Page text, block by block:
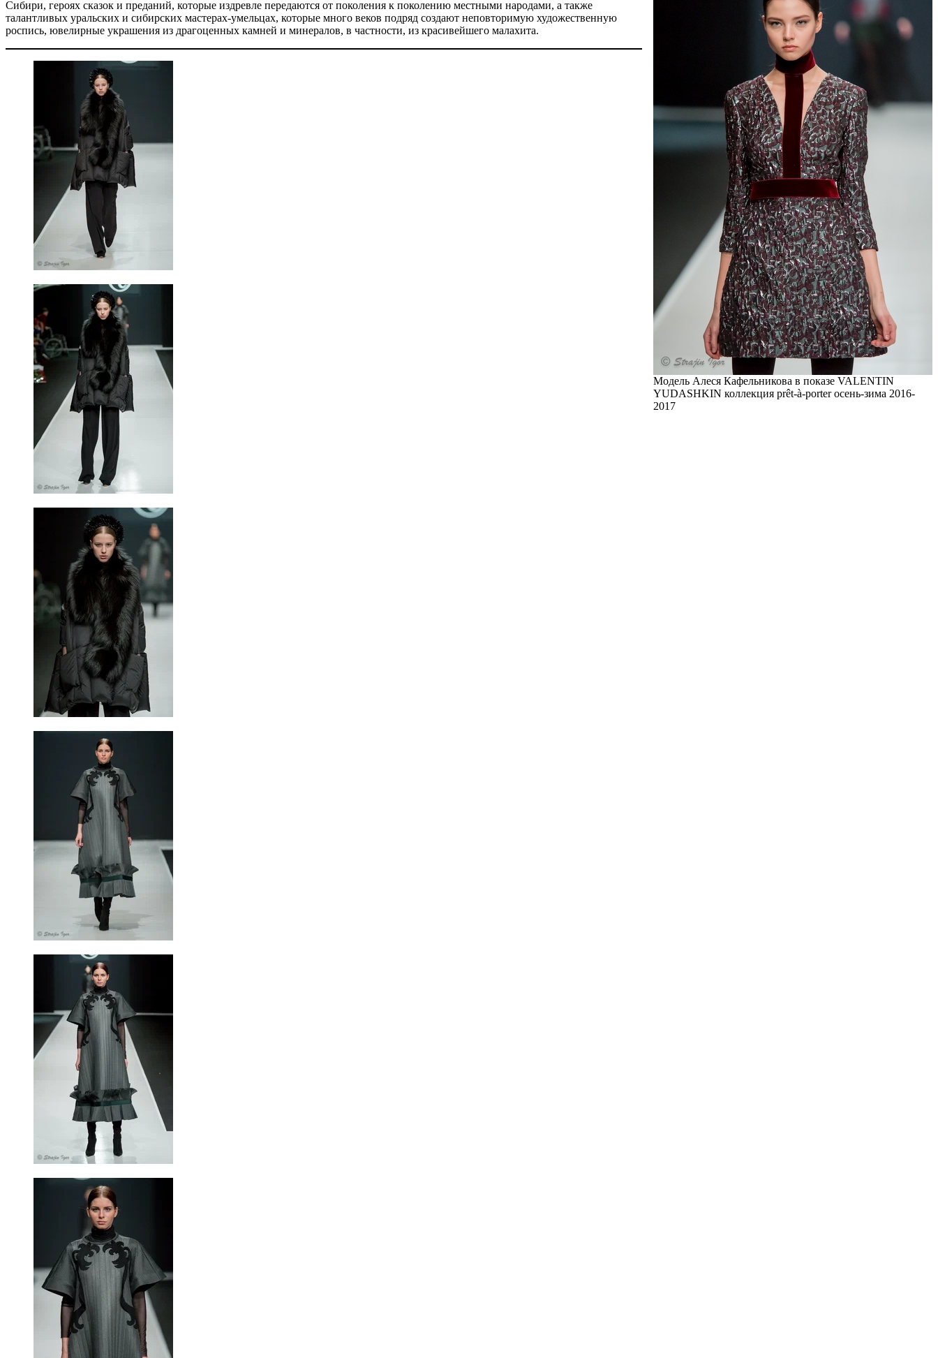
Модель Алеся Кафельникова в показе VALENTIN
YUDASHKIN коллекция prêt-à-porter осень-зима 2016-
2017
Сибири, героях сказок и преданий, которые издревле передаются от поколения к поколению местными народами, а также
талантливых уральских и сибирских мастерах-умельцах, которые много веков подряд создают неповторимую художественную
роспись, ювелирные украшения из драгоценных камней и минералов, в частности, из красивейшего малахита.